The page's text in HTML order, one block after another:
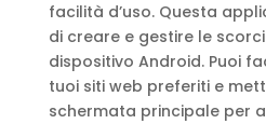
facilità d’uso. Questa
di creare e gestire le
dispositivo Android. Puoi
tuoi siti web preferiti e
schermata principale per